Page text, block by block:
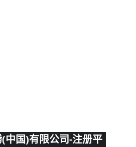
中国)有限公司-注册平